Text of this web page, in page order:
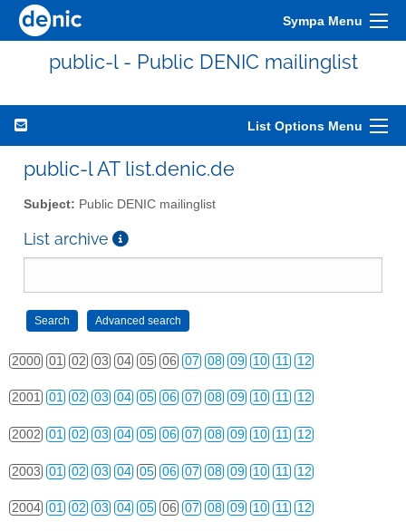
Sympa Menu
public-l - Public DENIC mailinglist
List Options Menu
public-l AT list.denic.de
Subject: Public DENIC mailinglist
List archive
2000 01 02 03 04 05 06 07 08 09 10 11 12
2001 01 02 03 04 05 06 07 08 09 10 11 12
2002 01 02 03 04 05 06 07 08 09 10 11 12
2003 01 02 03 04 05 06 07 08 09 10 11 12
2004 01 02 03 04 05 06 07 08 09 10 11 12